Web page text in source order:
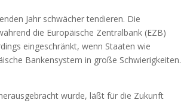
Jahr schwächer tendieren. Die
die Europäische Zentralbank (EZB)
eingeschränkt, wenn Staaten wie
Bankensystem in große Schwierigkeiten.
wurde, läßt für die Zukunft